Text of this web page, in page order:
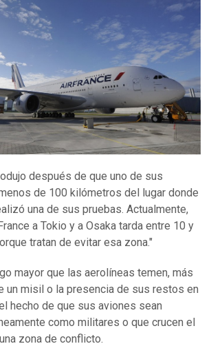
después de que uno de sus
de 100 kilómetros del lugar donde
una de sus pruebas. Actualmente,
a Tokio y a Osaka tarda entre 10 y
tratan de evitar esa zona."
mayor que las aerolíneas temen, más
un misil o la presencia de sus restos en
hecho de que sus aviones sean
como militares o que crucen el
zona de conflicto.